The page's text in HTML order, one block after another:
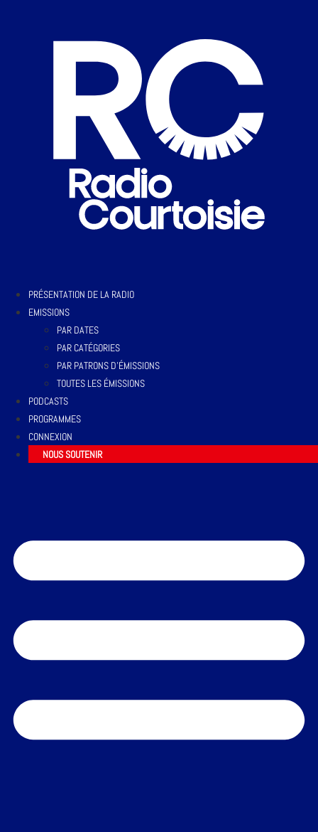
PRÉSENTATION DE LA RADIO
EMISSIONS
PAR DATES
PAR CATÉGORIES
PAR PATRONS D’ÉMISSIONS
TOUTES LES ÉMISSIONS
PODCASTS
PROGRAMMES
CONNEXION
NOUS SOUTENIR